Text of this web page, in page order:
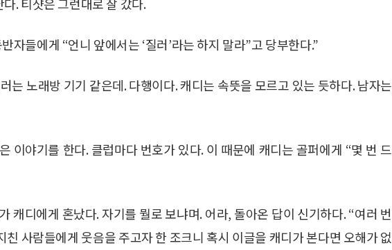
자들에게 “언니 앞에서는 ‘질러’라는 하지 말라”고 당부한다.”
는 노래방 기기 같은데. 다행이다. 캐디는 속뜻을 모르고 있는 듯하다. 남자는
이야기를 한다. 클럽마다 번호가 있다. 이 때문에 캐디는 골퍼에게 “몇 번 드
캐디에게 혼났다. 자기를 뭘로 보냐며. 어라, 돌아온 답이 신기하다. “여러 번
친 사람들에게 웃음을 주고자 한 조크니 혹시 이글을 캐디가 본다면 오해가 없